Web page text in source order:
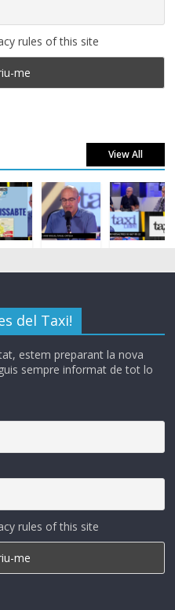
rules of this site
View All
del Taxi!
estem preparant la nova
sempre informat de tot lo
rules of this site